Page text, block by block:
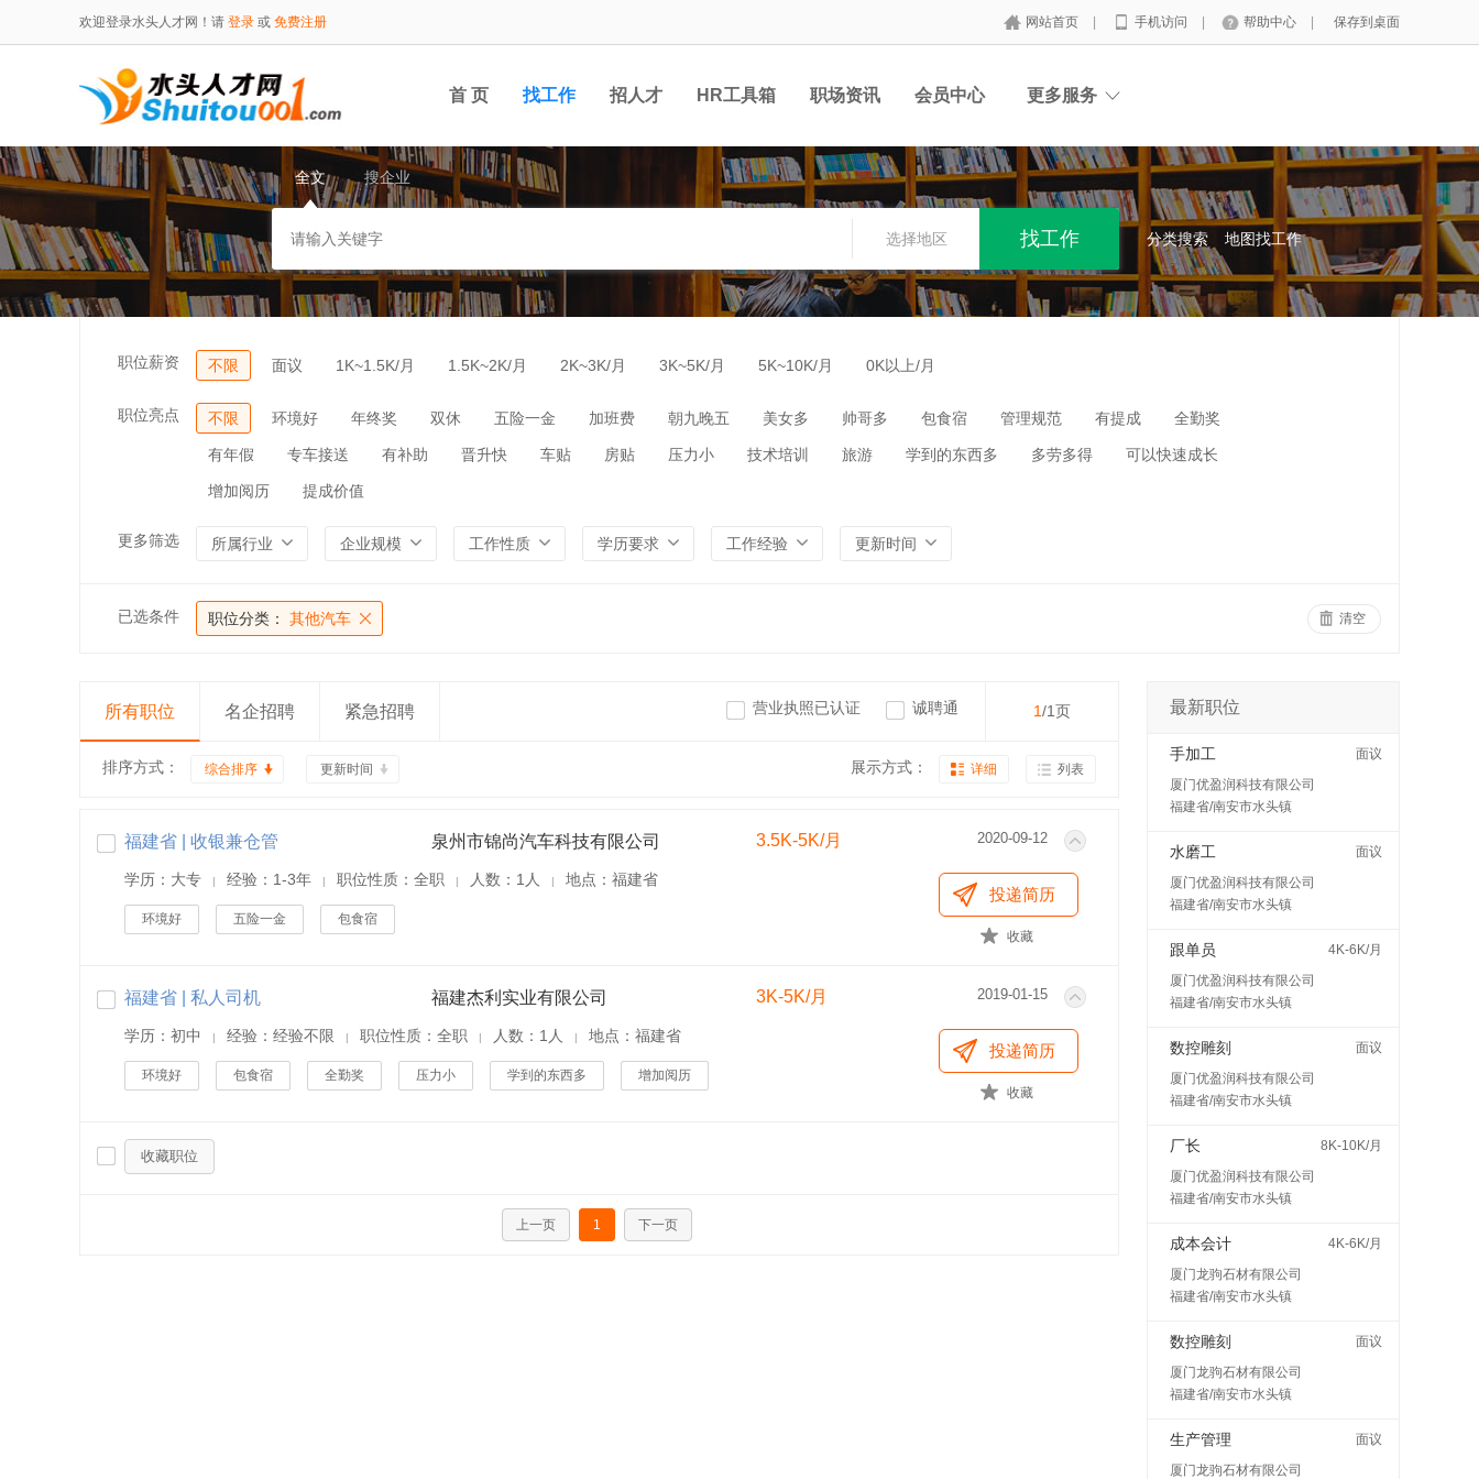
欢迎登录水头人才网！请 登录 或 免费注册 网站首页 手机访问 帮助中心 保存到桌面
首 页 找工作 招人才 HR工具箱 职场资讯 会员中心 更多服务
全文 搜企业
选择地区 分类搜索 地图找工作
职位薪资 不限 面议 1K~1.5K/月 1.5K~2K/月 2K~3K/月 3K~5K/月 5K~10K/月 0K以上/月
职位亮点 不限 环境好 年终奖 双休 五险一金 加班费 朝九晚五 美女多 帅哥多 包食宿 管理规范 有提成 全勤奖
有年假 专车接送 有补助 晋升快 车贴 房贴 压力小 技术培训 旅游 学到的东西多 多劳多得 可以快速成长
增加阅历 提成价值
更多筛选 所属行业 企业规模 工作性质 学历要求 工作经验 更新时间
已选条件 职位分类： 其他汽车 清空
所有职位 名企招聘 紧急招聘 营业执照已认证 诚聘通 1/1页
排序方式： 综合排序 更新时间 展示方式： 详细 列表
福建省 | 收银兼仓管 泉州市锦尚汽车科技有限公司 3.5K-5K/月 2020-09-12
学历：大专 | 经验：1-3年 | 职位性质：全职 | 人数：1人 | 地点：福建省
环境好 五险一金 包食宿
投递简历
收藏
福建省 | 私人司机 福建杰利实业有限公司 3K-5K/月 2019-01-15
学历：初中 | 经验：经验不限 | 职位性质：全职 | 人数：1人 | 地点：福建省
环境好 包食宿 全勤奖 压力小 学到的东西多 增加阅历
投递简历
收藏
收藏职位
上一页 1 下一页
最新职位
手加工
面议
厦门优盈润科技有限公司
福建省/南安市水头镇
水磨工
面议
厦门优盈润科技有限公司
福建省/南安市水头镇
跟单员
4K-6K/月
厦门优盈润科技有限公司
福建省/南安市水头镇
数控雕刻
面议
厦门优盈润科技有限公司
福建省/南安市水头镇
厂长
8K-10K/月
厦门优盈润科技有限公司
福建省/南安市水头镇
成本会计
4K-6K/月
厦门龙驹石材有限公司
福建省/南安市水头镇
数控雕刻
面议
厦门龙驹石材有限公司
福建省/南安市水头镇
生产管理
面议
厦门龙驹石材有限公司